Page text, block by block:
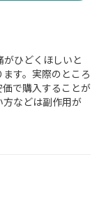
ひどくほしいと
す。実際のところ
で購入することが
などは副作用が